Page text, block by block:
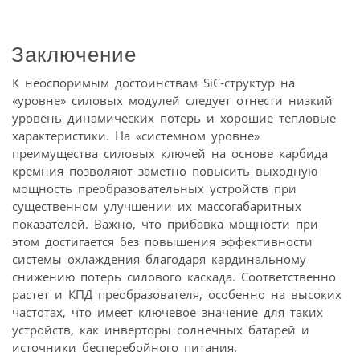
Заключение
К неоспоримым достоинствам SiC-структур на
«уровне» силовых модулей следует отнести низкий
уровень динамических потерь и хорошие тепловые
характеристики. На «системном уровне»
преимущества силовых ключей на основе карбида
кремния позволяют заметно повысить выходную
мощность преобразовательных устройств при
существенном улучшении их массогабаритных
показателей. Важно, что прибавка мощности при
этом достигается без повышения эффективности
системы охлаждения благодаря кардинальному
снижению потерь силового каскада. Соответственно
растет и КПД преобразователя, особенно на высоких
частотах, что имеет ключевое значение для таких
устройств, как инверторы солнечных батарей и
источники бесперебойного питания.